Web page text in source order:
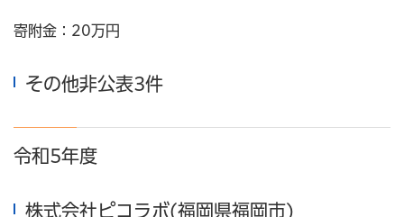
寄附金：20万円
その他非公表3件
令和5年度
株式会社ピコラボ(福岡県福岡市)